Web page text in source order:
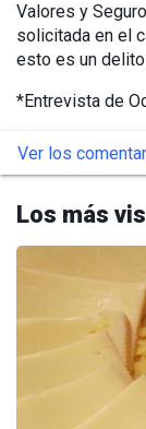
Valores y
solicitada en el
esto es un delito
*Entrevista de
Ver los
Los más